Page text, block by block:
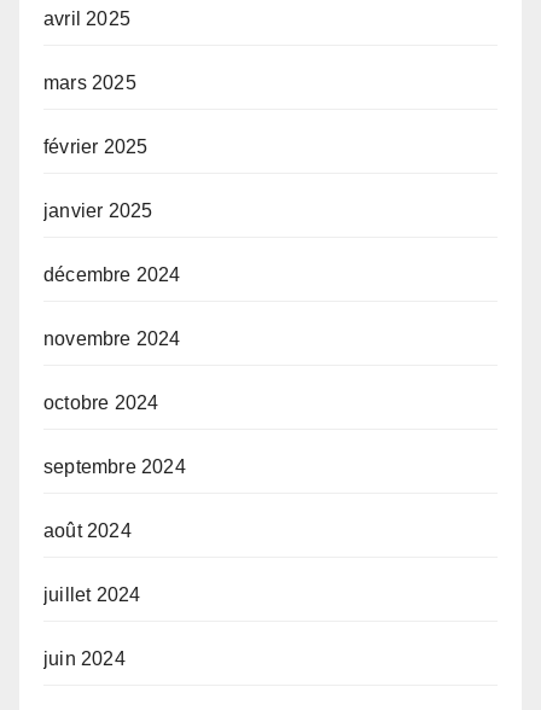
avril 2025
mars 2025
février 2025
janvier 2025
décembre 2024
novembre 2024
octobre 2024
septembre 2024
août 2024
juillet 2024
juin 2024